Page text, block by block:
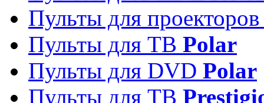
Пульты для
Пульты для ТВ Polar
Пульты для DVD Polar
Пульты для ТВ